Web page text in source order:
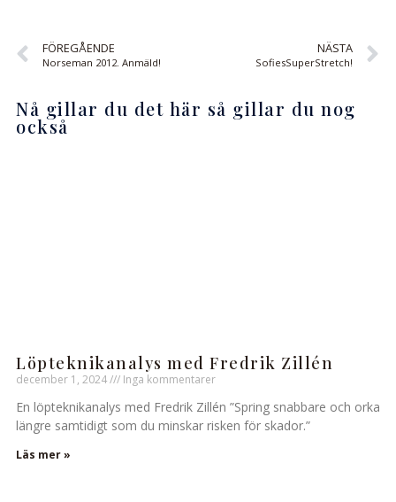
FÖREGÅENDE
Norseman 2012. Anmäld!
NÄSTA
SofiesSuperStretch!
Nå gillar du det här så gillar du nog
också
Löpteknikanalys med Fredrik Zillén
december 1, 2024 Inga kommentarer
En löpteknikanalys med Fredrik Zillén ”Spring snabbare och orka
längre samtidigt som du minskar risken för skador.”
Läs mer »